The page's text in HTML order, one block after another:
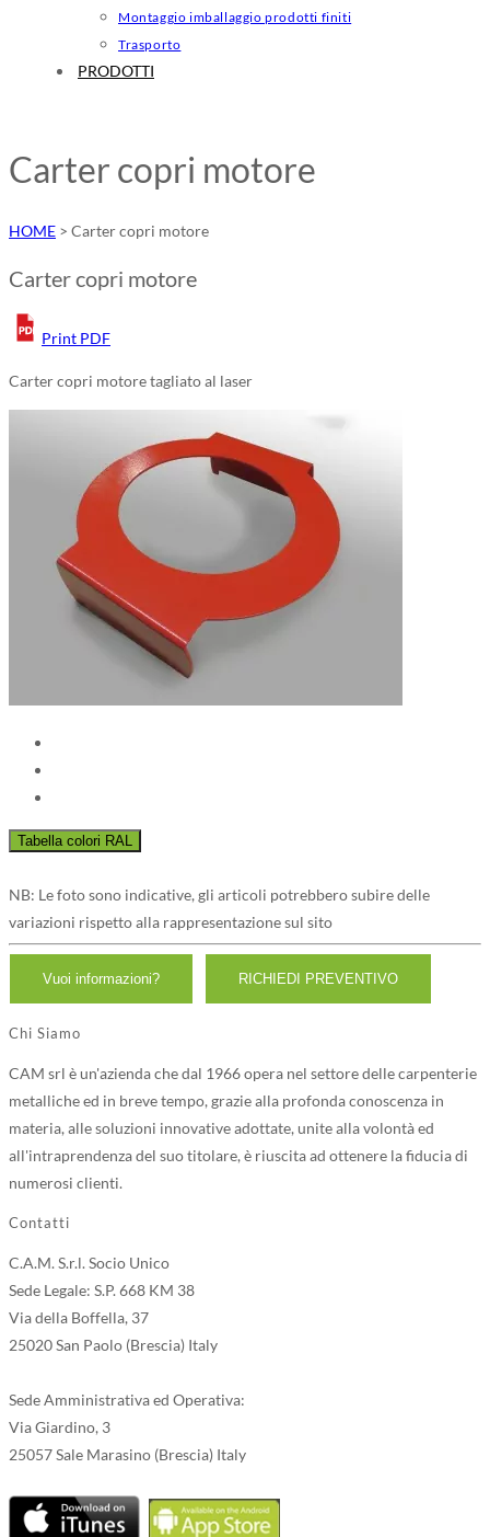
Montaggio imballaggio prodotti finiti
Trasporto
PRODOTTI
Carter copri motore
HOME > Carter copri motore
Carter copri motore
Print PDF
Carter copri motore tagliato al laser
NB: Le foto sono indicative, gli articoli potrebbero subire delle
variazioni rispetto alla rappresentazione sul sito
Chi Siamo
CAM srl è un'azienda che dal 1966 opera nel settore delle carpenterie
metalliche ed in breve tempo, grazie alla profonda conoscenza in
materia, alle soluzioni innovative adottate, unite alla volontà ed
all'intraprendenza del suo titolare, è riuscita ad ottenere la fiducia di
numerosi clienti.
Contatti
C.A.M. S.r.l. Socio Unico
Sede Legale: S.P. 668 KM 38
Via della Boffella, 37
25020 San Paolo (Brescia) Italy
Sede Amministrativa ed Operativa:
Via Giardino, 3
25057 Sale Marasino (Brescia) Italy